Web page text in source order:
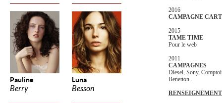
Pauline
Berry
Luna
Besson
2016
CAMPAGNE
2015
TAME TIME
Pour le web
2011
CAMPAGNES
Diesel, Sony,
Benetton...